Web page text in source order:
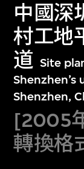
中國深
村工地
道 Site
Shenzhen’s
Shenzhen,
[2005
轉換格